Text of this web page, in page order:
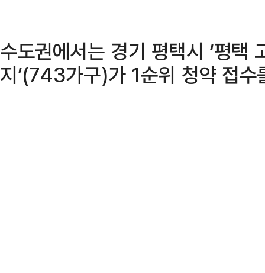
수도권에서는 경기 평택시 ‘평택
지’(743가구)가 1순위 청약 접수